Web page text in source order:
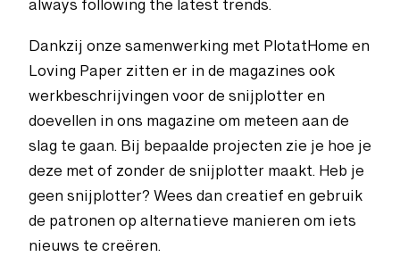
always following the latest trends.
Dankzij onze samenwerking met PlotatHome en
Loving Paper zitten er in de magazines ook
werkbeschrijvingen voor de snijplotter en
doevellen in ons magazine om meteen aan de
slag te gaan. Bij bepaalde projecten zie je hoe je
deze met of zonder de snijplotter maakt. Heb je
geen snijplotter? Wees dan creatief en gebruik
de patronen op alternatieve manieren om iets
nieuws te creëren.